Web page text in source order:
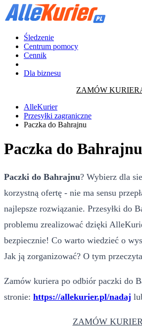
Śledzenie
Centrum pomocy
Cennik
Dla biznesu
ZAMÓW
AlleKurier
Przesyłki zagraniczne
Paczka do Bahrajnu
Paczka do Bahrajnu
Paczki do Bahrajnu? Wybierz dla
korzystną ofertę - nie ma sensu
najlepsze rozwiązanie. Przesyłki do
problemu zrealizować dzięki
bezpiecznie! Co warto wiedzieć o
Jak ją zorganizować? O tym
Zamów kuriera po odbiór paczki do
stronie: https://allekurier.pl/nadaj
ZAMÓW